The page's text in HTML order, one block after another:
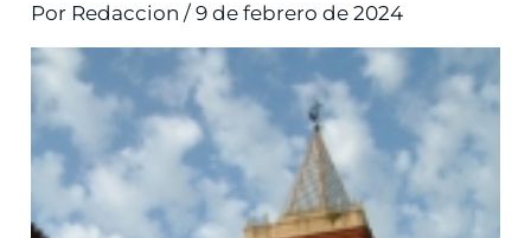
Por Redaccion/9 de febrero de 2024